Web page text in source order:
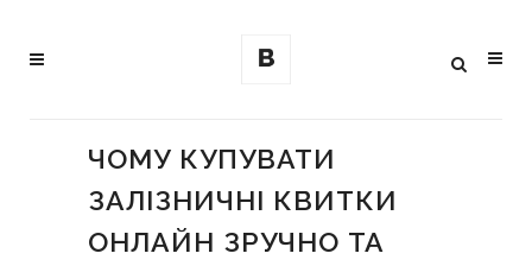
ЧОМУ КУПУВАТИ
ЗАЛІЗНИЧНІ КВИТКИ
ОНЛАЙН ЗРУЧНО ТА